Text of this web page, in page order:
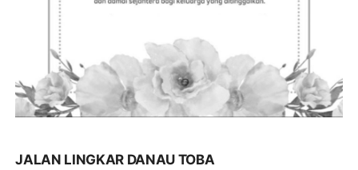
JALAN LINGKAR DANAU TOBA